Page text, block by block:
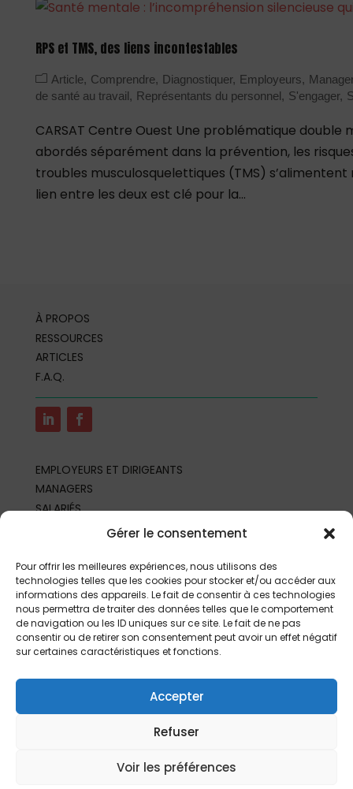
Gérer le consentement
Pour offrir les meilleures expériences, nous utilisons des
technologies telles que les cookies pour stocker et/ou accéder aux
informations des appareils. Le fait de consentir à ces technologies
nous permettra de traiter des données telles que le comportement
de navigation ou les ID uniques sur ce site. Le fait de ne pas
consentir ou de retirer son consentement peut avoir un effet négatif
sur certaines caractéristiques et fonctions.
Accepter
Refuser
Voir les préférences
RPS et TMS, des liens incontestables
Article Comprendre Diagnostiquer Employeurs
de santé au travail
Représentants du personnel S'engager
CARSAT Centre Ouest Une problématique double
abordés séparément dans la prévention, les
troubles musculosquelettiques (TMS)
lien entre les deux est clé pour la...
À PROPOS
RESSOURCES
ARTICLES
F.A.Q.
EMPLOYEURS ET DIRIGEANTS
MANAGERS
SALARIÉS
REPRÉSENTANTS DU PERSONNEL
PARTENAIRES ET PROFESSIONNELS
Mentions légales